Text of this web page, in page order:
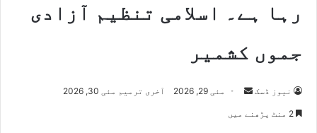
رہا ہے۔ اسلامی تنظیم آزادی
جموں کشمیر
نیوز ڈسک
Send مئی 29, 2026 آخری ترمیم مئی 30, 2026